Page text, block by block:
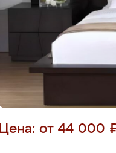
Цена: от 44 000